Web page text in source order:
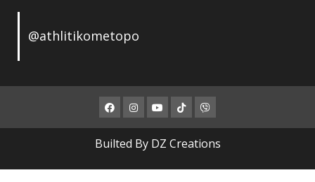
@athlitikometopo
Facebook
Instagram
Youtube
ΤΙΚ
ΤΟΚ
Viber
Builted By DZ Creations